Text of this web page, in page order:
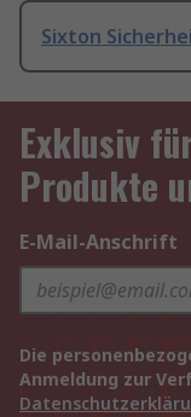
Sixton
Exklusiv
Produkte
E-Mail-Anschrift
Die
Anmeldung zur